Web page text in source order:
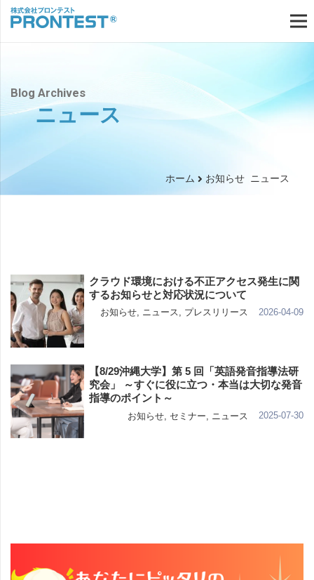
Blog Archives
ニュース
ホーム お知らせ ニュース
クラウド環境における不正アクセス発生に関
するお知らせと対応状況について
お知らせ, ニュース, プレスリリース 2026-04-09
【8/29沖縄大学】第 5 回「英語発音指導法研
究会」 ～すぐに役に立つ・本当は大切な発音
指導のポイント～
お知らせ セミナー ニュース 2025-07-30